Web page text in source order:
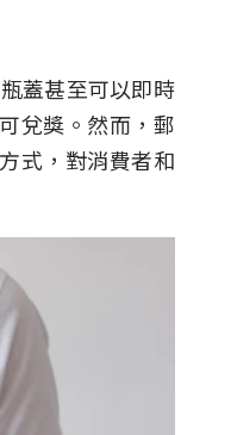
蓋甚至可以即時
兌獎。然而，郵
式，對消費者和